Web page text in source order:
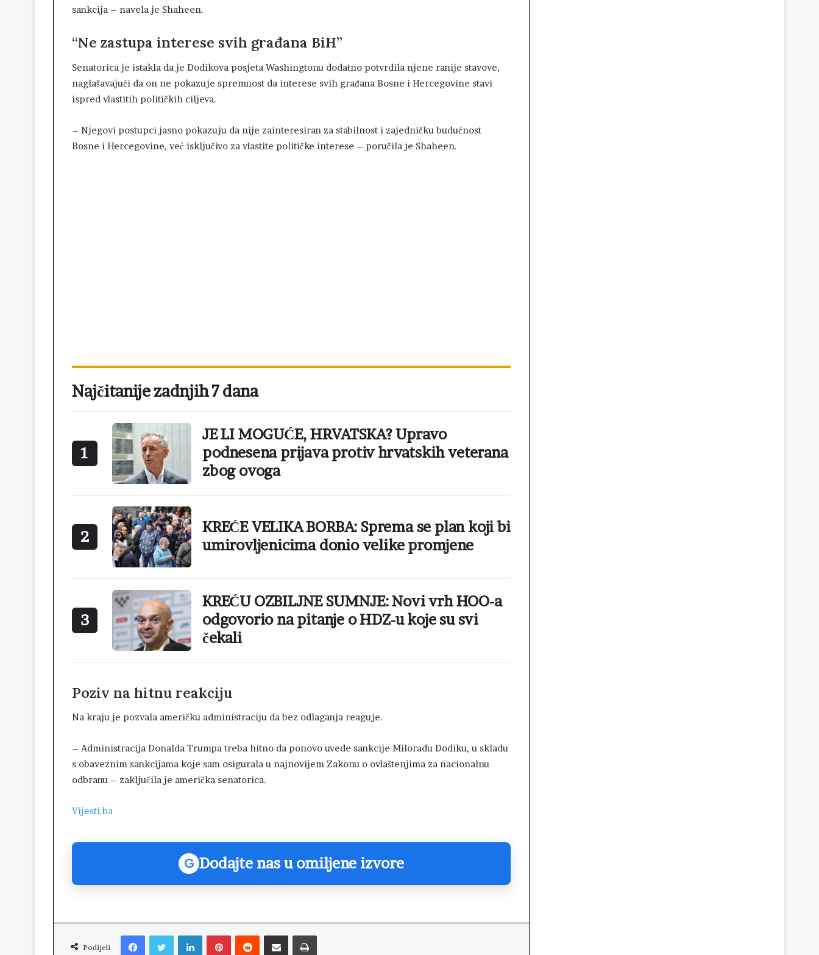
sankcija – navela je Shaheen.
“Ne zastupa interese svih građana BiH”
Senatorica je istakla da je Dodikova posjeta Washingtonu dodatno potvrdila njene ranije stavove,
naglašavajući da on ne pokazuje spremnost da interese svih građana Bosne i Hercegovine stavi
ispred vlastitih političkih ciljeva.
– Njegovi postupci jasno pokazuju da nije zainteresiran za stabilnost i zajedničku budućnost
Bosne i Hercegovine, već isključivo za vlastite političke interese – poručila je Shaheen.
Najčitanije zadnjih 7 dana
1
JE LI MOGUĆE, HRVATSKA? Upravo
podnesena prijava protiv hrvatskih veterana
zbog ovoga
2
KREĆE VELIKA BORBA: Sprema se plan koji bi
umirovljenicima donio velike promjene
3
KREĆU OZBILJNE SUMNJE: Novi vrh HOO-a
odgovorio na pitanje o HDZ-u koje su svi
čekali
Poziv na hitnu reakciju
Na kraju je pozvala američku administraciju da bez odlaganja reaguje.
– Administracija Donalda Trumpa treba hitno da ponovo uvede sankcije Miloradu Dodiku, u skladu
s obaveznim sankcijama koje sam osigurala u najnovijem Zakonu o ovlaštenjima za nacionalnu
odbranu – zaključila je američka senatorica.
Vijesti.ba
G Dodajte nas u omiljene izvore
Podijeli
Facebook LinkedIn